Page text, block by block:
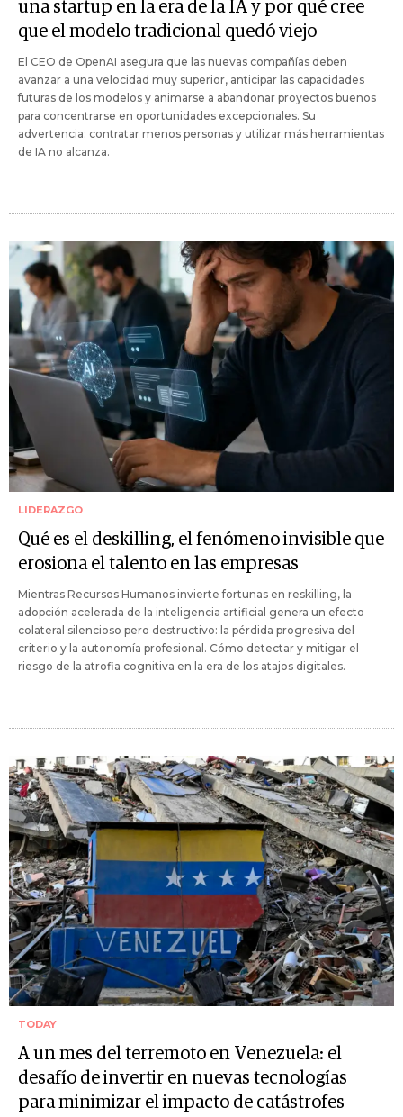
una startup en la era de la IA y por qué cree
que el modelo tradicional quedó viejo
El CEO de OpenAI asegura que las nuevas compañías deben
avanzar a una velocidad muy superior, anticipar las capacidades
futuras de los modelos y animarse a abandonar proyectos buenos
para concentrarse en oportunidades excepcionales. Su
advertencia: contratar menos personas y utilizar más herramientas
de IA no alcanza.
LIDERAZGO
Qué es el deskilling, el fenómeno invisible que
erosiona el talento en las empresas
Mientras Recursos Humanos invierte fortunas en reskilling, la
adopción acelerada de la inteligencia artificial genera un efecto
colateral silencioso pero destructivo: la pérdida progresiva del
criterio y la autonomía profesional. Cómo detectar y mitigar el
riesgo de la atrofia cognitiva en la era de los atajos digitales.
TODAY
A un mes del terremoto en Venezuela: el
desafío de invertir en nuevas tecnologías
para minimizar el impacto de catástrofes